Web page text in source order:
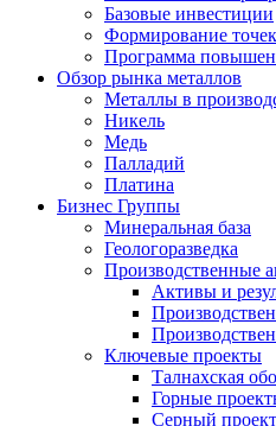
Базовые инвестиции
Формирование
Программа
Обзор рынка металлов
Металлы в
Никель
Медь
Палладий
Платина
Бизнес Группы
Минеральная база
Геологоразведка
Производственные
Активы и
Ключевые проекты
Талнахская
Горные
Серный проект